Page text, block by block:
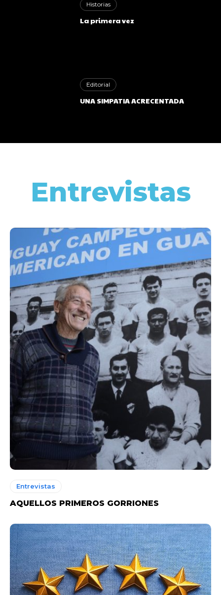
Historias
La primera vez
Editorial
UNA SIMPATIA ACRECENTADA
Entrevistas
Entrevistas
AQUELLOS PRIMEROS GORRIONES